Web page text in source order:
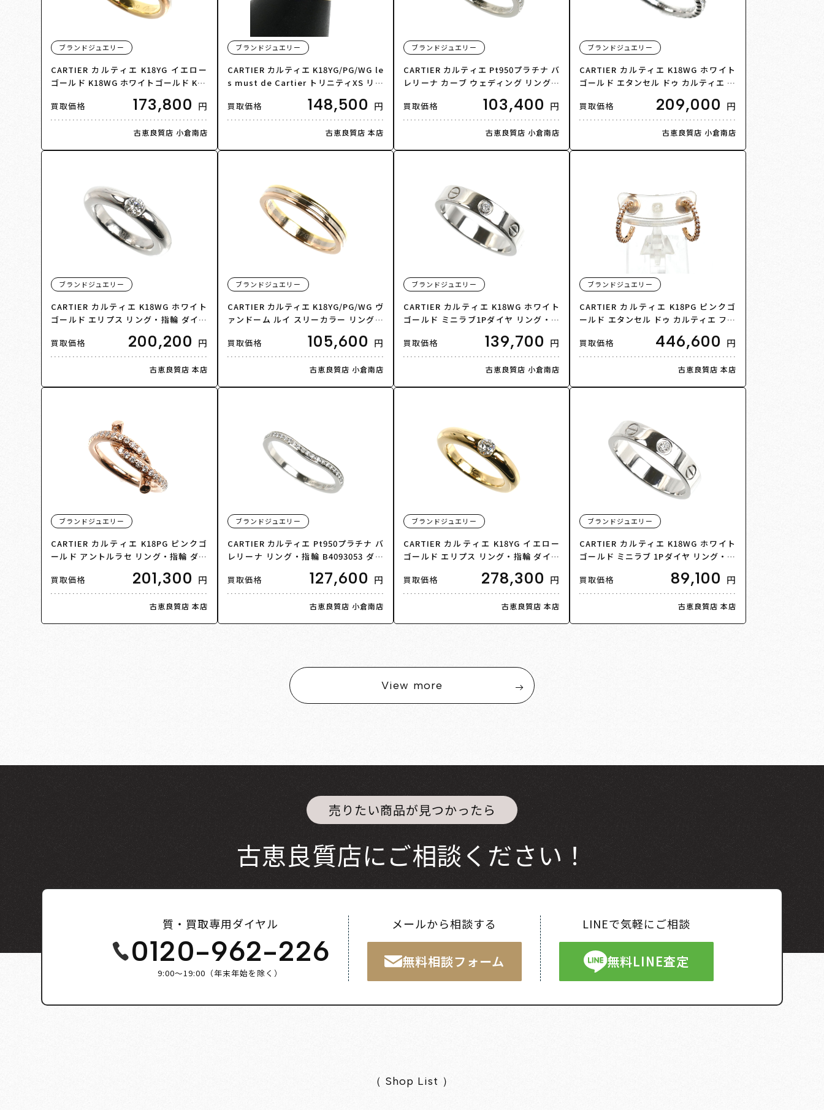
ブランドジュエリー
CARTIER カルティエ K18YG イエロー
ゴールド K18WG ホワイトゴールド K18
0号 50 4.8g レディース【中古】【美
品】
買取価格 173,800 円
古恵良質店 小倉南店
ブランドジュエリー
CARTIER カルティエ K18YG/PG/WG le
s must de Cartier トリニティXS リン
【中古】【美品】
買取価格 148,500 円
古恵良質店 本店
ブランドジュエリー
CARTIER カルティエ Pt950プラチナ バ
レリーナ カーブ ウェディング リング・
9g レディース【中古】【美品】
買取価格 103,400 円
古恵良質店 小倉南店
ブランドジュエリー
CARTIER カルティエ K18WG ホワイト
ゴールド エタンセル ドゥ カルティエ リ
号 48 1.7g レディース【中古】【美品】
買取価格 209,000 円
古恵良質店 小倉南店
ブランドジュエリー
CARTIER カルティエ K18WG ホワイト
ゴールド エリプス リング・指輪 ダイヤ
【中古】【美品】
買取価格 200,200 円
古恵良質店 本店
ブランドジュエリー
CARTIER カルティエ K18YG/PG/WG ヴ
ァンドーム ルイ スリーカラー リング・
【美品】
買取価格 105,600 円
古恵良質店 小倉南店
ブランドジュエリー
CARTIER カルティエ K18WG ホワイト
ゴールド ミニラブ1Pダイヤ リング・指
g レディース【中古】【美品】
買取価格 139,700 円
古恵良質店 小倉南店
ブランドジュエリー
CARTIER カルティエ K18PG ピンクゴ
ールド エタンセル ドゥ カルティエ フー
ンド 2.5g レディース【中古】【美品】
買取価格 446,600 円
古恵良質店 本店
ブランドジュエリー
CARTIER カルティエ K18PG ピンクゴ
ールド アントルラセ リング・指輪 ダイ
古】【美品】
買取価格 201,300 円
古恵良質店 本店
ブランドジュエリー
CARTIER カルティエ Pt950プラチナ バ
レリーナ リング・指輪 B4093053 ダイ
古】【美品】
買取価格 127,600 円
古恵良質店 小倉南店
ブランドジュエリー
CARTIER カルティエ K18YG イエロー
ゴールド エリプス リング・指輪 ダイヤ
【中古】【美品】
買取価格 278,300 円
古恵良質店 本店
ブランドジュエリー
CARTIER カルティエ K18WG ホワイト
ゴールド ミニラブ 1Pダイヤ リング・指
g レディース【中古】【美品】
買取価格 89,100 円
古恵良質店 本店
View more
売りたい商品が見つかったら
古恵良質店にご相談ください！
質・買取専用ダイヤル
0120-962-226
9:00～19:00（年末年始を除く）
メールから相談する
無料相談フォーム
LINEで気軽にご相談
無料LINE査定
（ Shop List ）